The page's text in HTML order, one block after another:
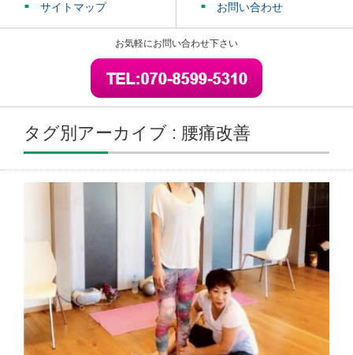
サイトマップ お問い合わせ
お気軽にお問い合わせ下さい
タグ別アーカイブ : 腰痛改善